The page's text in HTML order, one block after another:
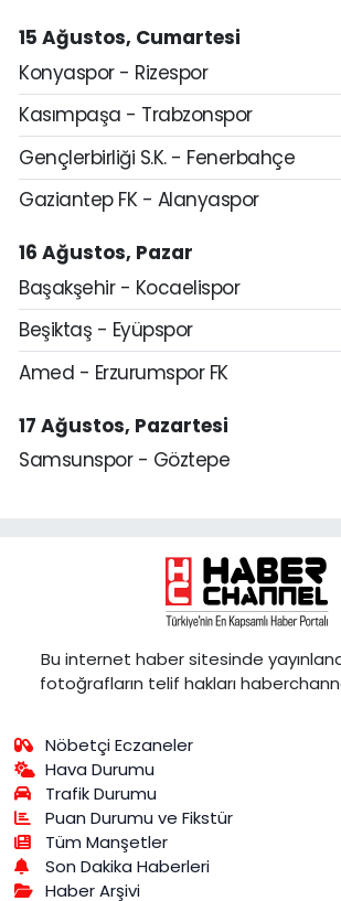
15 Ağustos, Cumartesi
Konyaspor - Rizespor
Kasımpaşa - Trabzonspor
Gençlerbirliği S.K. - Fenerbahçe
Gaziantep FK - Alanyaspor
16 Ağustos, Pazar
Başakşehir - Kocaelispor
Beşiktaş - Eyüpspor
Amed - Erzurumspor FK
17 Ağustos, Pazartesi
Samsunspor - Göztepe
Bu internet haber sitesinde
fotoğrafların telif hakları
Nöbetçi Eczaneler
Hava Durumu
Trafik Durumu
Puan Durumu ve Fikstür
Tüm Manşetler
Son Dakika Haberleri
Haber Arşivi